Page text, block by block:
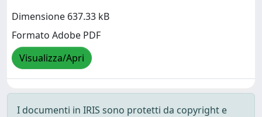
Dimensione 637.33 kB
Formato Adobe PDF
Visualizza/Apri
I documenti in IRIS sono protetti da copyright e